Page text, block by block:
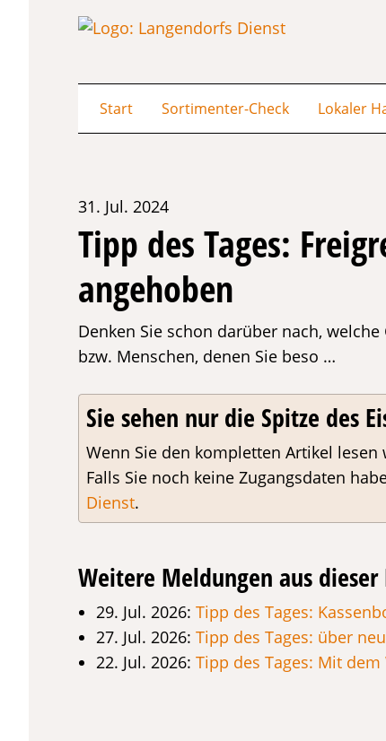
Start Sortimenter-Check Lokaler
31. Jul. 2024
Tipp des Tages:
angehoben
Denken Sie schon darüber nach,
bzw. Menschen, denen Sie beso …
Sie sehen nur die Spitze des
Wenn Sie den kompletten Artikel lesen
Falls Sie noch keine Zugangsdaten
Dienst.
Weitere Meldungen aus dieser
29. Jul. 2026: Tipp des Tages:
27. Jul. 2026: Tipp des Tages: über
22. Jul. 2026: Tipp des Tages: Mit